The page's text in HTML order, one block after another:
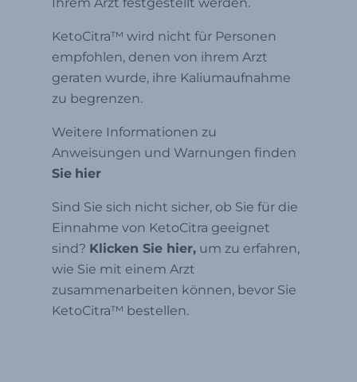
Ihrem Arzt festgestellt werden.
KetoCitra™️ wird nicht für Personen
empfohlen, denen von ihrem Arzt
geraten wurde, ihre Kaliumaufnahme
zu begrenzen.
Weitere Informationen zu
Anweisungen und Warnungen finden
Sie hier
Sind Sie sich nicht sicher, ob Sie für die
Einnahme von KetoCitra geeignet
sind? Klicken Sie hier, um zu erfahren,
wie Sie mit einem Arzt
zusammenarbeiten können, bevor Sie
KetoCitra™️ bestellen.